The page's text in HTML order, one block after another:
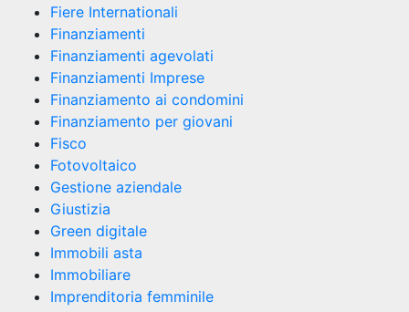
Fiere Internationali
Finanziamenti
Finanziamenti agevolati
Finanziamenti Imprese
Finanziamento ai condomini
Finanziamento per giovani
Fisco
Fotovoltaico
Gestione aziendale
Giustizia
Green digitale
Immobili asta
Immobiliare
Imprenditoria femminile